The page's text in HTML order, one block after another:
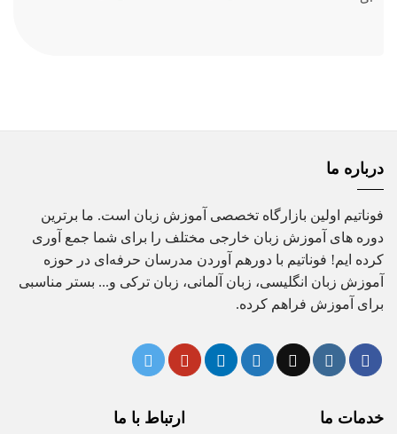
درباره ما
فوناتیم اولین بازارگاه تخصصی آموزش زبان است. ما برترین
دوره های آموزش زبان خارجی مختلف را برای شما جمع آوری
کرده ایم! فوناتیم با دورهم آوردن مدرسان حرفه‌ای در حوزه
آموزش زبان انگلیسی، زبان آلمانی، زبان ترکی و... بستر مناسبی
برای آموزش فراهم کرده.
خدمات ما ارتباط با ما